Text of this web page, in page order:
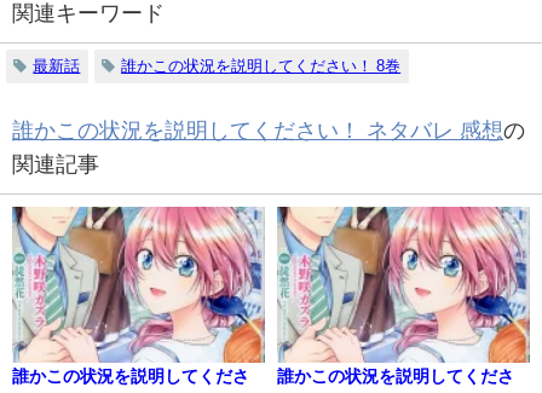
関連キーワード
最新話 誰かこの状況を説明してください！ 8巻
誰かこの状況を説明してください！ ネタバレ 感想の
関連記事
誰かこの状況を説明してくださ
誰かこの状況を説明してくださ